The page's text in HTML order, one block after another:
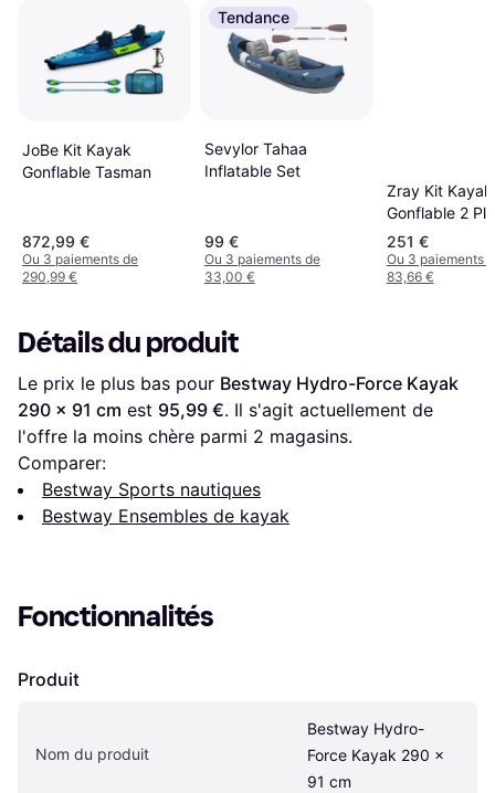
JoBe Kit Kayak
Gonflable Tasman
872,99 €
Ou 3 paiements de
290,99 €
Tendance
Sevylor Tahaa
Inflatable Set
99 €
Ou 3 paiements de
33,00 €
Zray Kit Kayak
Gonflable 2
Roatan Avec
Gonfleur
251 €
Ou 3 paiements
83,66 €
Détails du produit
Le prix le plus bas pour Bestway Hydro-Force Kayak
290 x 91 cm est 95,99 €. Il s'agit actuellement de
l'offre la moins chère parmi 2 magasins.
Comparer:
Bestway Sports nautiques
Bestway Ensembles de kayak
Fonctionnalités
Produit
Nom du produit
Bestway Hydro-
Force Kayak 290 x
91 cm